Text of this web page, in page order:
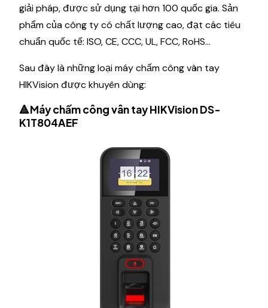
giải pháp, được sử dụng tại hơn 100 quốc gia. Sản
phẩm của công ty có chất lượng cao, đạt các tiêu
chuẩn quốc tế: ISO, CE, CCC, UL, FCC, RoHS…
Sau đây là những loại máy chấm công vân tay
HIKVision được khuyên dùng:
🔺Máy chấm công vân tay HIKVision DS-
K1T804AEF